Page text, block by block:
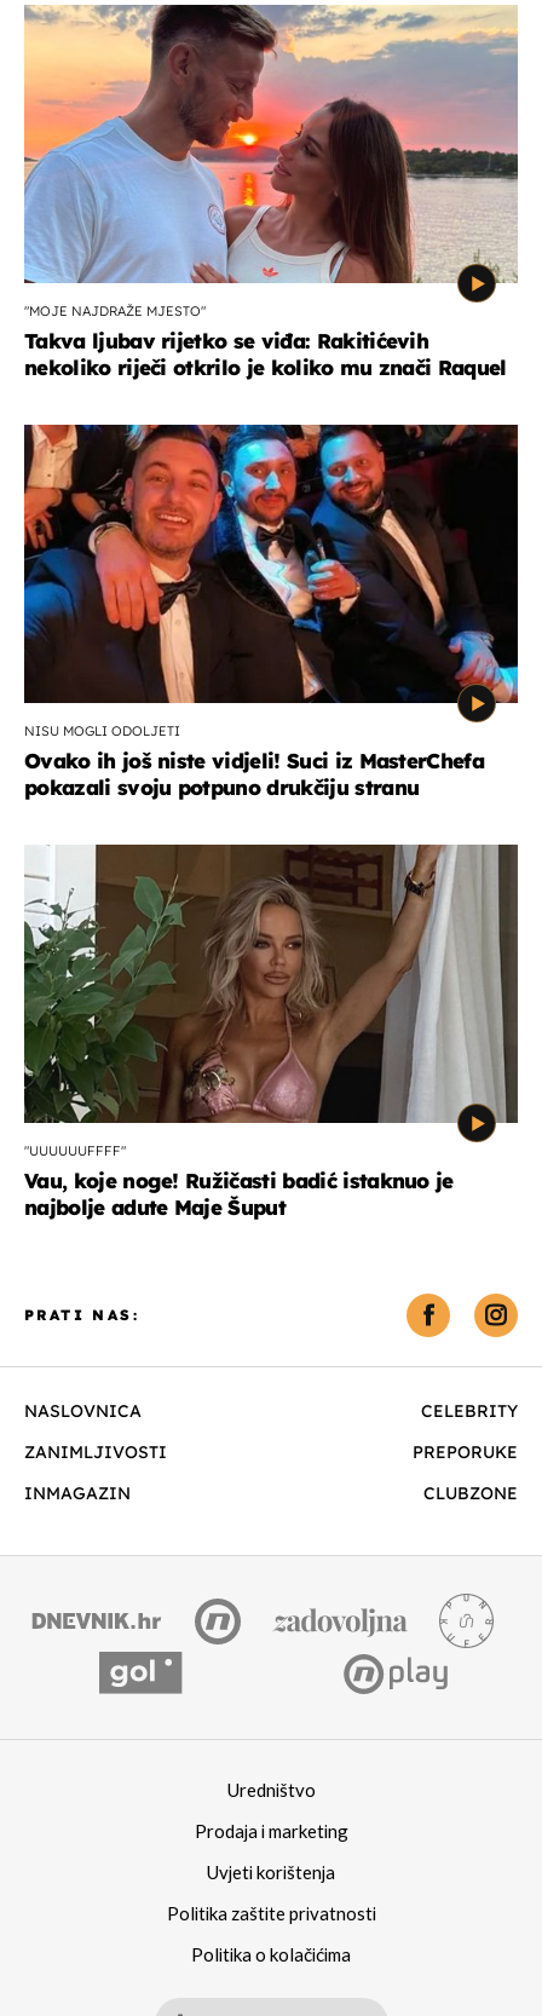
"MOJE NAJDRAŽE MJESTO"
Takva ljubav rijetko se viđa: Rakitićevih
nekoliko riječi otkrilo je koliko mu znači Raquel
NISU MOGLI ODOLJETI
Ovako ih još niste vidjeli! Suci iz MasterChefa
pokazali svoju potpuno drukčiju stranu
"UUUUUUFFFF"
Vau, koje noge! Ružičasti badić istaknuo je
najbolje adute Maje Šuput
NASLOVNICA
CELEBRITY
ZANIMLJIVOSTI
PREPORUKE
INMAGAZIN
CLUBZONE
PRATI NAS:
Uredništvo
Prodaja i marketing
Uvjeti korištenja
Politika zaštite privatnosti
Politika o kolačićima